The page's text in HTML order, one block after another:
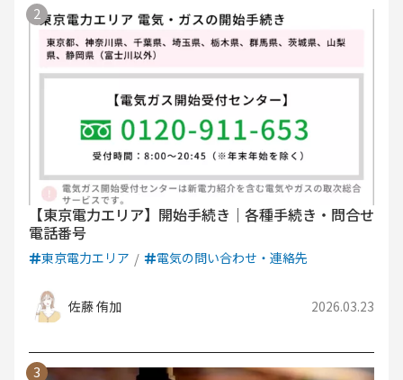
【東京電力エリア】開始手続き｜各種手続き・問合せ
電話番号
東京電力エリア 電気の問い合わせ・連絡先
佐藤 侑加 2026.03.23